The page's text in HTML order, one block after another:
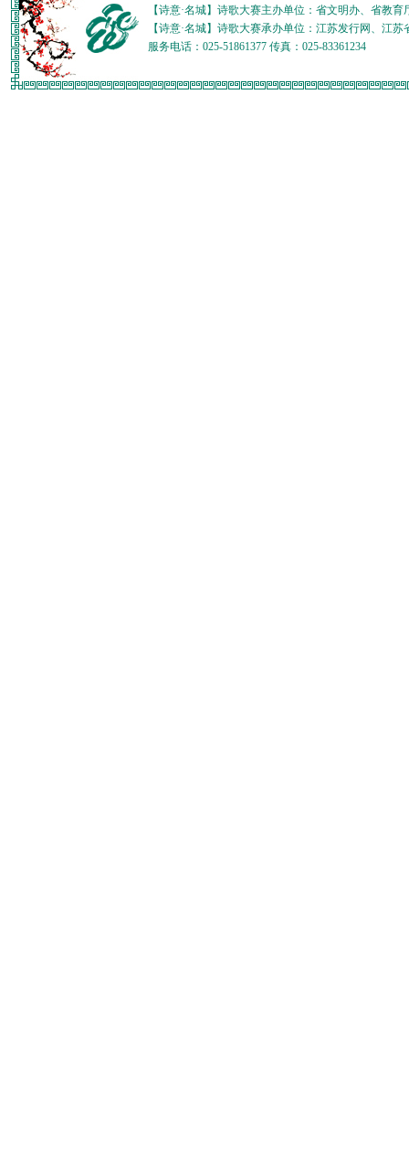
【诗意·名城】诗歌大赛主办单位：省文明办、省教
【诗意·名城】诗歌大赛承办单位：江苏发行网、江
服务电话：025-51861377 传真：025-83361234